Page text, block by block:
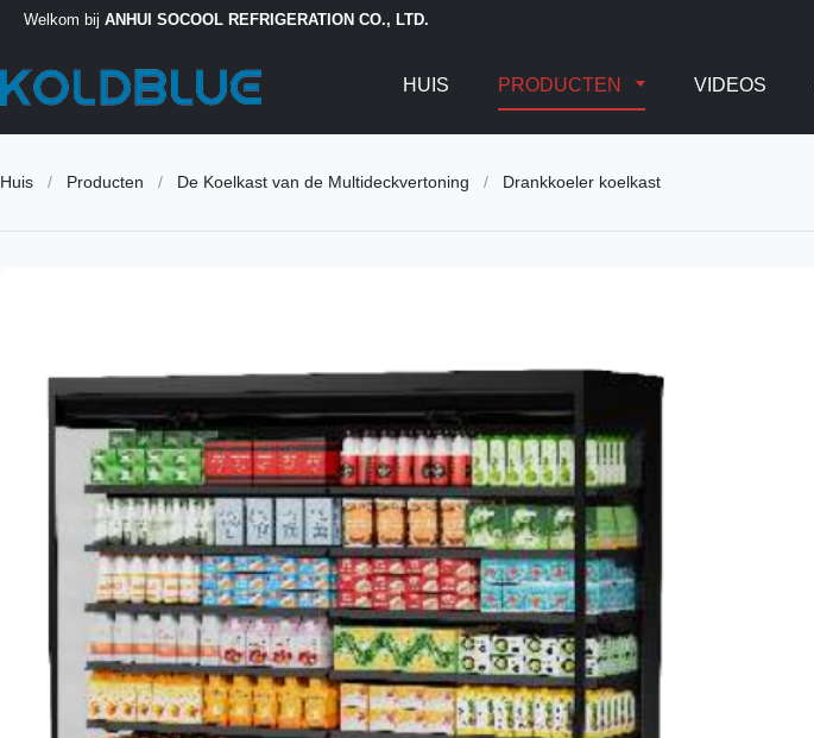
Welkom bij ANHUI SOCOOL REFRIGERATION CO., LTD.
HUIS PRODUCTEN VIDEOS
Huis / Producten / De Koelkast van de Multideckvertoning / Drankkoeler koelkast